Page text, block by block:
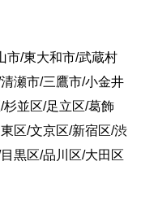
市/東大和市/武蔵村
瀬市/三鷹市/小金井
並区/足立区/葛飾
区/文京区/新宿区/渋
黒区/品川区/大田区